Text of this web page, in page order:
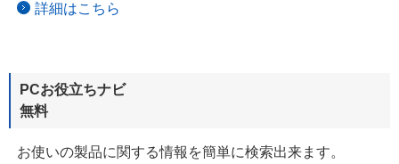
詳細はこちら
PCお役立ちナビ
無料
お使いの製品に関する情報を簡単に検索出来ます。